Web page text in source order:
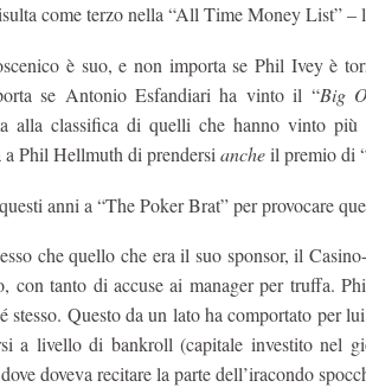
come terzo nella “All Time Money List”
è suo, e non importa se Phil Ivey è
se Antonio Esfandiari ha vinto il “Big
alla classifica di quelli che hanno vinto
Phil Hellmuth di prendersi ancheil premio di
anni a “The Poker Brat” per provocare
che quello che era il suo sponsor, il
con tanto di accuse ai manager per truffa.
stesso. Questo da un lato ha comportato per
a livello di bankroll (capitale investito nel
doveva recitare la parte dell’iracondo